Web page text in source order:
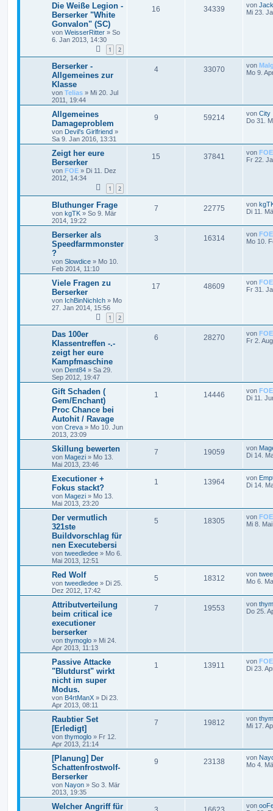
Die Weiße Legion -
Berserker "White
Gonvalon" (SC)
von WeisserRitter » So
6. Jan 2013, 14:30
1 2
16 34339 von Jack
Mi 23.
Berserker -
Allgemeines zur
Klasse
von Telias » Mi 20. Jul
2011, 19:44
4 33070 von
Mo 9.
Allgemeines
Damageproblem
von Devil's Girlfriend »
Sa 9. Jan 2016, 13:31
9 59214 von City
Do 31.
Zeigt her eure
Berserker
von FOE » Di 11. Dez
2012, 14:34
1 2
15 37841 von FOE
Fr 22.
Bluthunger Frage
von kgTK » So 9. Mär
2014, 19:22
7 22775 von
Di 11.
Berserker als
Speedfarmmonster
?
von Slowdice » Mo 10.
Feb 2014, 11:10
3 16314 von FOE
Mo 10.
Viele Fragen zu
Berserker
von IchBinNichIch » Mo
27. Jan 2014, 15:56
1 2
17 48609 von FOE
Fr 31.
Das 100er
Klassentreffen -.-
zeigt her eure
Kampfmaschine
von Dent84 » Sa 29.
Sep 2012, 19:47
6 28270 von FOE
Fr 2.
Gift Schaden (
Gem/Enchant)
Proc Chance bei
Autohit / Ravage
von Creva » Mo 10. Jun
2013, 23:09
1 14446 von FOE
Di 11.
Skillung bewerten
von Magezi » Mo 13.
Mai 2013, 23:46
7 19059 von
Di 14.
Executioner +
Fokus stackt?
von Magezi » Mo 13.
Mai 2013, 23:20
1 13964 von
Di 14.
Der vermutlich
321ste
Buildvorschlag für
nen Executebersi
von tweedledee » Mo 6.
Mai 2013, 12:51
5 18305 von FOE
Mi 8.
Red Wolf
von tweedledee » Di 25.
Dez 2012, 17:42
5 18312 von
Mo 6.
Attributverteilung
beim critical ice
executioner
berserker
von thymoglo » Mi 24.
Apr 2013, 11:13
7 19553 von
Do 25.
Passive Attacke
"Blutdurst" wirkt
nicht im super
Modus.
von B4rtManX » Di 23.
Apr 2013, 08:11
1 13911 von FOE
Di 23.
Raubtier Set
[Erledigt]
von thymoglo » Fr 12.
Apr 2013, 21:14
7 19812 von
Mi 17.
[Planung] Der
Schattenfrostwolf-
Berserker
von Nayon » So 3. Mär
2013, 19:35
9 23138 von
Mo 4.
Welcher Angriff für von